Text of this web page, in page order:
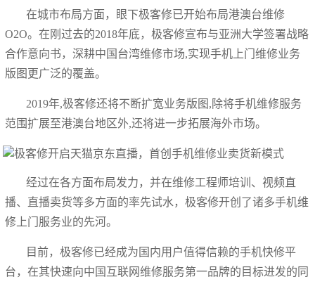
在城市布局方面，眼下极客修已开始布局港澳台维修
O2O。在刚过去的2018年底，极客修宣布与亚洲大学签署战略
合作意向书，深耕中国台湾维修市场,实现手机上门维修业务
版图更广泛的覆盖。
2019年,极客修还将不断扩宽业务版图,除将手机维修服务
范围扩展至港澳台地区外,还将进一步拓展海外市场。
经过在各方面布局发力，并在维修工程师培训、视频直
播、直播卖货等多方面的率先试水，极客修开创了诸多手机维
修上门服务业的先河。
目前，极客修已经成为国内用户值得信赖的手机快修平
台，在其快速向中国互联网维修服务第一品牌的目标进发的同